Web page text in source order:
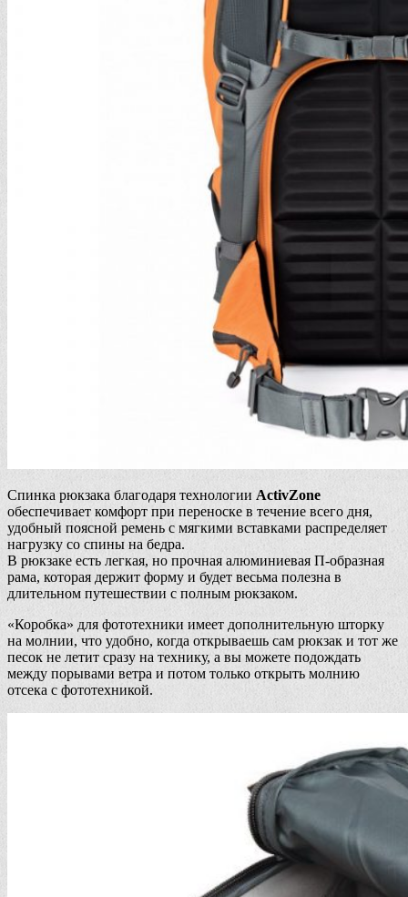
Спинка рюкзака благодаря технологии ActivZone
обеспечивает комфорт при переноске в течение всего дня,
удобный поясной ремень с мягкими вставками распределяет
нагрузку со спины на бедра.
В рюкзаке есть легкая, но прочная алюминиевая П-образная
рама, которая держит форму и будет весьма полезна в
длительном путешествии с полным рюкзаком.
«Коробка» для фототехники имеет дополнительную шторку
на молнии, что удобно, когда открываешь сам рюкзак и тот же
песок не летит сразу на технику, а вы можете подождать
между порывами ветра и потом только открыть молнию
отсека с фототехникой.